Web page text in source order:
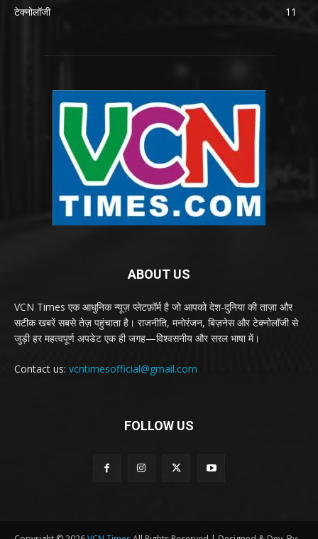
टेक्नोलॉजी
11
ABOUT US
VCN Times एक आधुनिक न्यूज़ प्लेटफ़ॉर्म है जो आपको देश-दुनिया की ताज़ा और
सटीक खबरें सबसे तेज़ पहुंचाता है। राजनीति, मनोरंजन, बिज़नेस और टेक्नोलॉजी से
जुड़ी हर महत्वपूर्ण अपडेट एक ही जगह—विश्वसनीय और सरल भाषा में।
Contact us: vcntimesofficial@gmail.com
FOLLOW US